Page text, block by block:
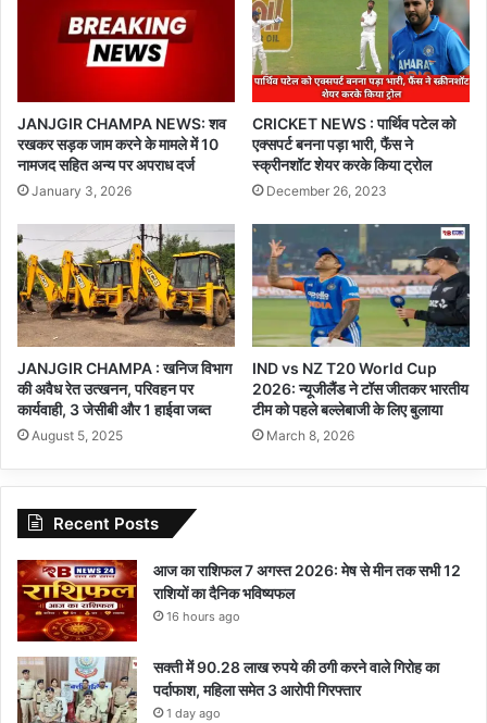
JANJGIR CHAMPA NEWS: शव
रखकर सड़क जाम करने के मामले में 10
नामजद सहित अन्य पर अपराध दर्ज
January 3, 2026
CRICKET NEWS : पार्थिव पटेल को
एक्सपर्ट बनना पड़ा भारी, फैंस ने
स्क्रीनशॉट शेयर करके किया ट्रोल
December 26, 2023
JANJGIR CHAMPA : खनिज विभाग
की अवैध रेत उत्खनन, परिवहन पर
कार्यवाही, 3 जेसीबी और 1 हाईवा जब्त
August 5, 2025
IND vs NZ T20 World Cup
2026: न्यूजीलैंड ने टॉस जीतकर भारतीय
टीम को पहले बल्लेबाजी के लिए बुलाया
March 8, 2026
Recent Posts
आज का राशिफल 7 अगस्त 2026: मेष से मीन तक सभी 12
राशियों का दैनिक भविष्यफल
16 hours ago
सक्ती में 90.28 लाख रुपये की ठगी करने वाले गिरोह का
पर्दाफाश, महिला समेत 3 आरोपी गिरफ्तार
1 day ago